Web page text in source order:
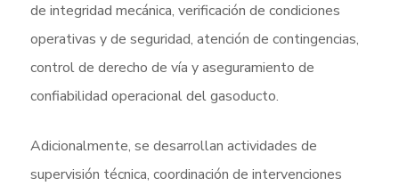
de integridad mecánica, verificación de condiciones
operativas y de seguridad, atención de contingencias,
control de derecho de vía y aseguramiento de
confiabilidad operacional del gasoducto.
Adicionalmente, se desarrollan actividades de
supervisión técnica, coordinación de intervenciones